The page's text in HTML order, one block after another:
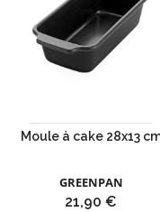
Moule à cake 28x13
GREENPAN
Prix
21,90 €